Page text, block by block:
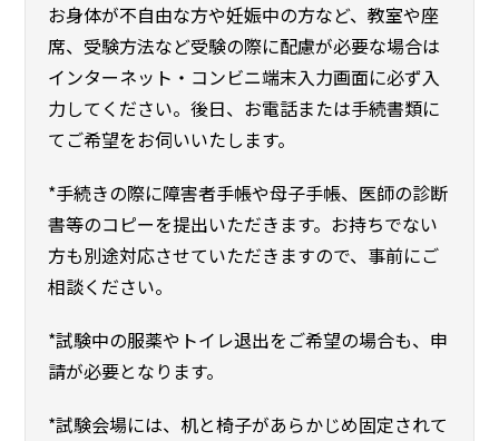
お身体が不自由な方や妊娠中の方など、教室や座
席、受験方法など受験の際に配慮が必要な場合は
インターネット・コンビニ端末入力画面に必ず入
力してください。後日、お電話または手続書類に
てご希望をお伺いいたします。
*手続きの際に障害者手帳や母子手帳、医師の診断
書等のコピーを提出いただきます。お持ちでない
方も別途対応させていただきますので、事前にご
相談ください。
*試験中の服薬やトイレ退出をご希望の場合も、申
請が必要となります。
*試験会場には、机と椅子があらかじめ固定されて